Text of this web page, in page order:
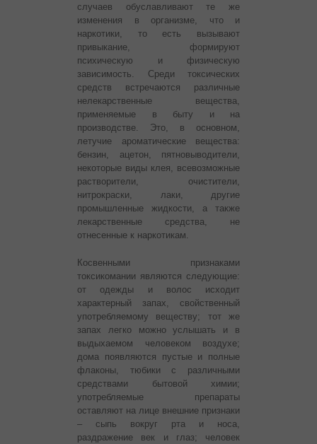
случаев обуславливают те же
изменения в организме, что и
наркотики, то есть вызывают
привыкание, формируют
психическую и физическую
зависимость. Среди токсических
средств встречаются различные
нелекарственные вещества,
применяемые в быту и на
производстве. Это, в основном,
летучие ароматические вещества:
бензин, ацетон, пятновыводители,
некоторые виды клея, всевозможные
растворители, очистители,
нитрокраски, лаки, другие
промышленные жидкости, а также
лекарственные средства, не
отнесенные к наркотикам.
Косвенными признаками
токсикомании являются следующие:
от одежды и волос исходит
характерный запах, свойственный
употребляемому веществу; тот же
запах легко можно услышать и в
выдыхаемом человеком воздухе;
дома появляются пустые и полные
флаконы, тюбики с различными
средствами бытовой химии;
употребляемые препараты
оставляют на лице внешние признаки
– сыпь вокруг рта и носа,
раздражение век и глаз; человек